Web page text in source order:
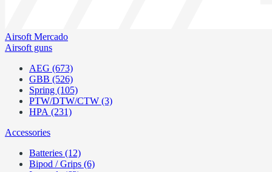
Airsoft Mercado
Airsoft guns
AEG (673)
GBB (526)
Spring (105)
PTW/DTW/CTW (3)
HPA (231)
Accessories
Batteries (12)
Bipod / Grips (6)